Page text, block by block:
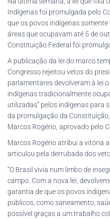
Indígenas foi promulgada pelo
que os povos indígenas
áreas que ocupavam até 5 de
Constituição Federal foi
A publicação da lei do marco
Congresso rejeitou vetos do
parlamentares devolveram à lei
indígenas tradicionalmente
utilizadas” pelos indígenas para
da promulgação da
Marcos Rogério, aprovado pelo
Marcos Rogério atribui a vitória
articulou pela derrubada dos
“O Brasil vivia num limbo de
campo. Com a nova lei,
garantia de que os povos
públicos, como saneamento,
possível graças a um trabalho